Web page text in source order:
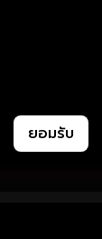
ยอมรับ